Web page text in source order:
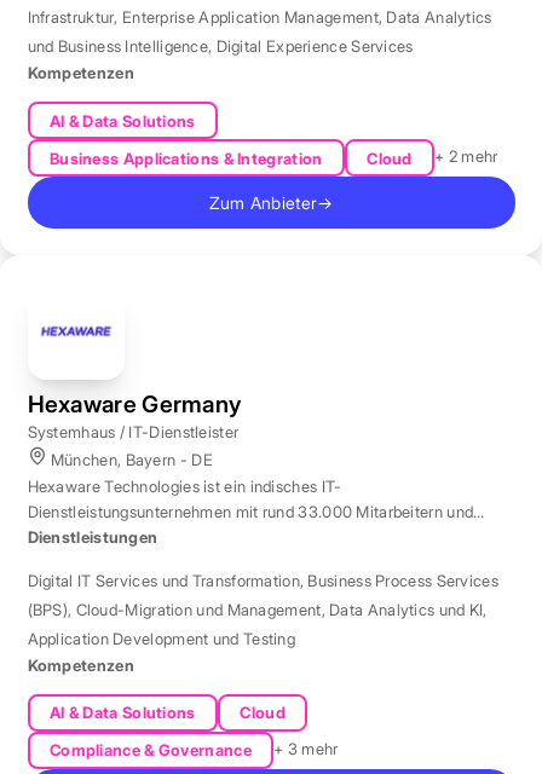
Infrastruktur, Enterprise Application Management, Data Analytics
und Business Intelligence, Digital Experience Services
Kompetenzen
AI & Data Solutions
Business Applications & Integration
Cloud + 2 mehr
Zum Anbieter→
Hexaware Germany
Systemhaus / IT-Dienstleister
München, Bayern - DE
Hexaware Technologies ist ein indisches IT-
Dienstleistungsunternehmen mit rund 33.000 Mitarbeitern und
Standort München für Automatisierung und KI.
Dienstleistungen
Digital IT Services und Transformation, Business Process Services
(BPS), Cloud-Migration und Management, Data Analytics und KI,
Application Development und Testing
Kompetenzen
AI & Data Solutions
Cloud
Compliance & Governance
+ 3 mehr